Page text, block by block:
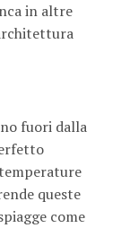
in altre
fuori dalla
queste
come